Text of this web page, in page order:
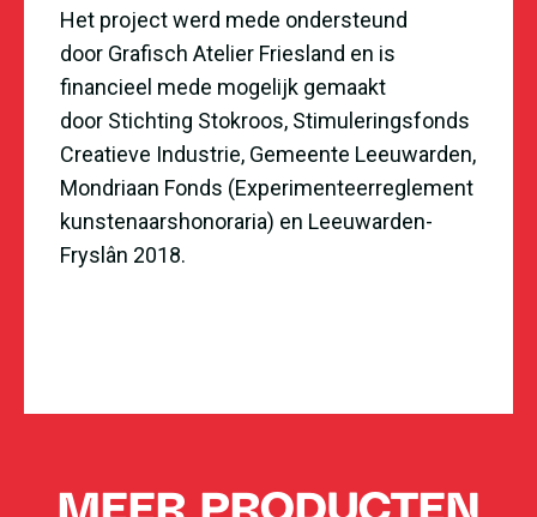
Het project werd mede ondersteund
door Grafisch Atelier Friesland en is
financieel mede mogelijk gemaakt
door Stichting Stokroos, Stimuleringsfonds
Creatieve Industrie, Gemeente Leeuwarden,
Mondriaan Fonds (Experimenteerreglement
kunstenaarshonoraria) en Leeuwarden-
Fryslân 2018.